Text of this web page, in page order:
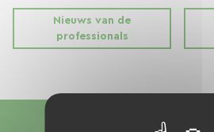
Nieuws van de
professionals